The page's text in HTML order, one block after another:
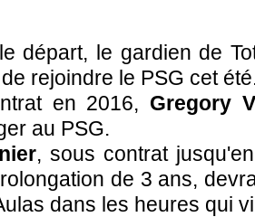
départ, le gardien de
rejoindre le PSG cet
en 2016, Gregory
au PSG.
, sous contrat
de 3 ans,
dans les heures qui